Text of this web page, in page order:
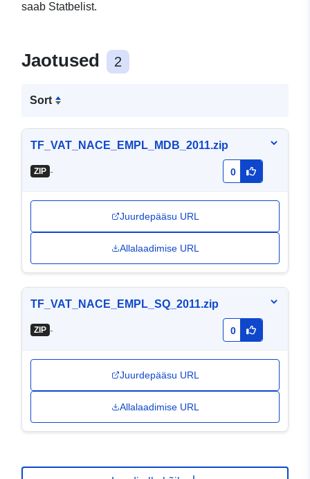
saab Statbelist.
Jaotused 2
Sort
TF_VAT_NACE_EMPL_MDB_2011.zip
ZIP - 0
Juurdepääsu URL
Allalaadimise URL
TF_VAT_NACE_EMPL_SQ_2011.zip
ZIP - 0
Juurdepääsu URL
Allalaadimise URL